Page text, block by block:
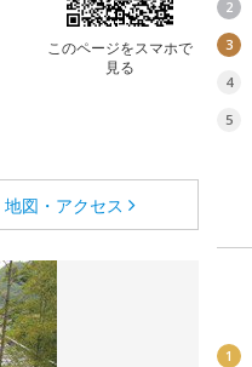
このページをスマホで
見る
地図・アクセス
2
3
4
5
1